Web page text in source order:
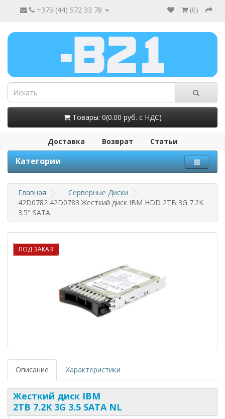
+375 (44) 572 33 78 (0)
Товары: 0(0.00 руб. с НДС)
Доставка Возврат Статьи
Категории
Главная
Серверные Диски
42D0782 42D0783 Жесткий диск IBM HDD 2TB 3G 7.2K
3.5" SATA
ПОД ЗАКАЗ
Описание Характеристики
Жесткий диск IBM
2TB 7.2K 3G 3.5 SATA NL